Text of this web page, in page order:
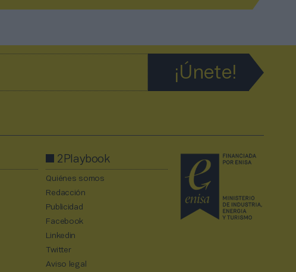
2Playbook
Quiénes somos
Redacción
Publicidad
Facebook
Linkedin
Twitter
Aviso legal